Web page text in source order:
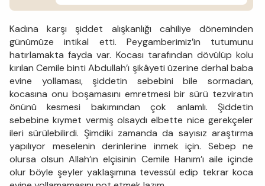
Kadına karşı şiddet alışkanlığı cahiliye döneminden
günümüze intikal etti. Peygamberimiz’in tutumunu
hatırlamakta fayda var. Kocası tarafından dövülüp kolu
kırılan Cemile binti Abdullah’ı şikâyeti üzerine derhal baba
evine yollaması, şiddetin sebebini bile sormadan,
kocasına onu boşamasını emretmesi bir sürü tezviratın
önünü kesmesi bakımından çok anlamlı. Şiddetin
sebebine kıymet vermiş olsaydı elbette nice gerekçeler
ileri sürülebilirdi. Şimdiki zamanda da sayısız araştırma
yapılıyor meselenin derinlerine inmek için. Sebep ne
olursa olsun Allah’ın elçisinin Cemile Hanım’ı aile içinde
olur böyle şeyler yaklaşımına tevessül edip tekrar koca